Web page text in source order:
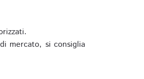
mercato, si consiglia